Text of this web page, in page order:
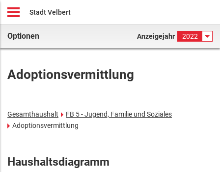
Stadt Velbert
Optionen Anzeigejahr 2022
Adoptionsvermittlung
Gesamthaushalt
FB 5 - Jugend, Familie und Soziales
Adoptionsvermittlung
Haushaltsdiagramm